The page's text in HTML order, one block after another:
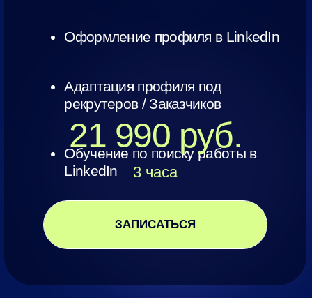
it@getit.agency
+7 499 399 46 67
Россия
+97 (158) 585-42-07
ОАЭ